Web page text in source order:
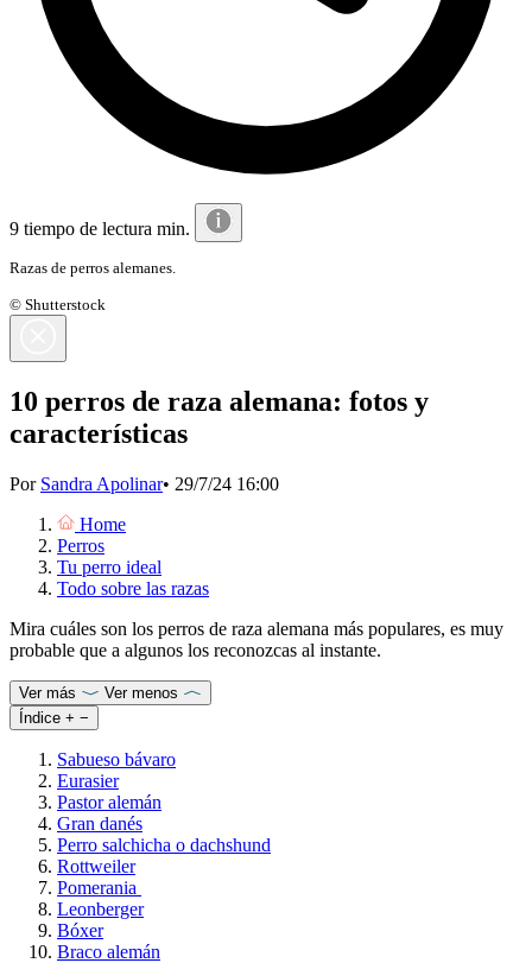
9 tiempo de lectura min.
Razas de perros alemanes.
© Shutterstock
10 perros de raza alemana: fotos y
características
Por Sandra Apolinar• 29/7/24 16:00
Home
Perros
Tu perro ideal
Todo sobre las razas
Mira cuáles son los perros de raza alemana más populares, es muy
probable que a algunos los reconozcas al instante.
Ver más
Ver menos
Índice + −
Sabueso bávaro
Eurasier
Pastor alemán
Gran danés
Perro salchicha o dachshund
Rottweiler
Pomerania
Leonberger
Bóxer
Braco alemán